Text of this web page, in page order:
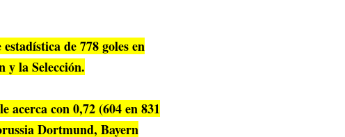
de 778 goles en
y la Selección.
acerca con 0,72 (604 en 831
Dortmund, Bayern